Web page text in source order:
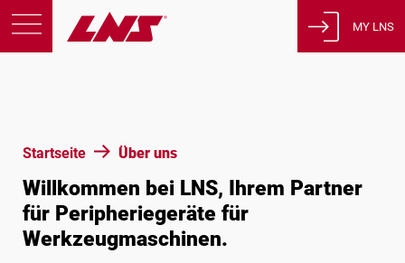
Startseite Über uns
Willkommen bei LNS, Ihrem Partner
für Peripheriegeräte für
Werkzeugmaschinen.
Karriere
Kontakt
MY LNS